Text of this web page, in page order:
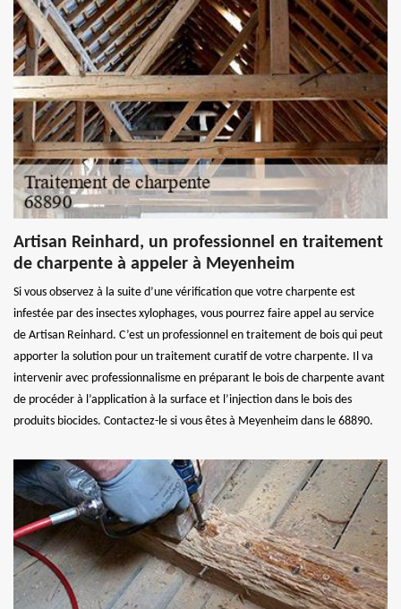
Artisan Reinhard, un professionnel en traitement
de charpente à appeler à Meyenheim
Si vous observez à la suite d’une vérification que votre charpente est
infestée par des insectes xylophages, vous pourrez faire appel au service
de Artisan Reinhard. C’est un professionnel en traitement de bois qui peut
apporter la solution pour un traitement curatif de votre charpente. Il va
intervenir avec professionnalisme en préparant le bois de charpente avant
de procéder à l’application à la surface et l’injection dans le bois des
produits biocides. Contactez-le si vous êtes à Meyenheim dans le 68890.